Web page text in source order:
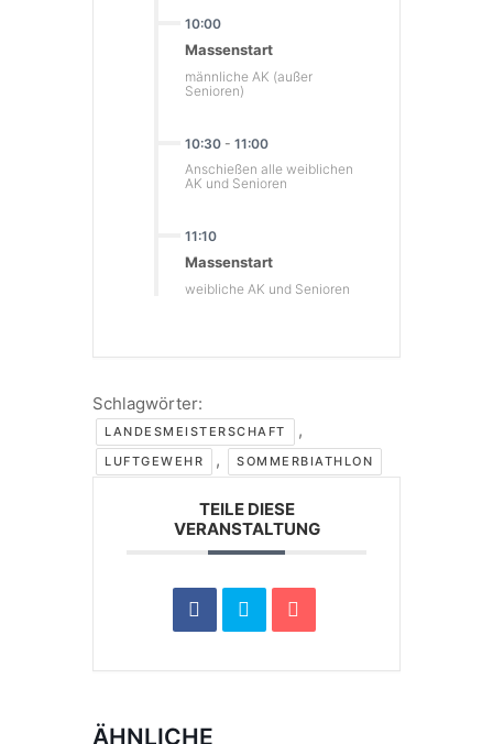
10:00
Massenstart
männliche AK (außer
Senioren)
10:30 - 11:00
Anschießen alle weiblichen
AK und Senioren
11:10
Massenstart
weibliche AK und Senioren
Schlagwörter:
LANDESMEISTERSCHAFT ,
LUFTGEWEHR , SOMMERBIATHLON
TEILE DIESE
VERANSTALTUNG
ÄHNLICHE